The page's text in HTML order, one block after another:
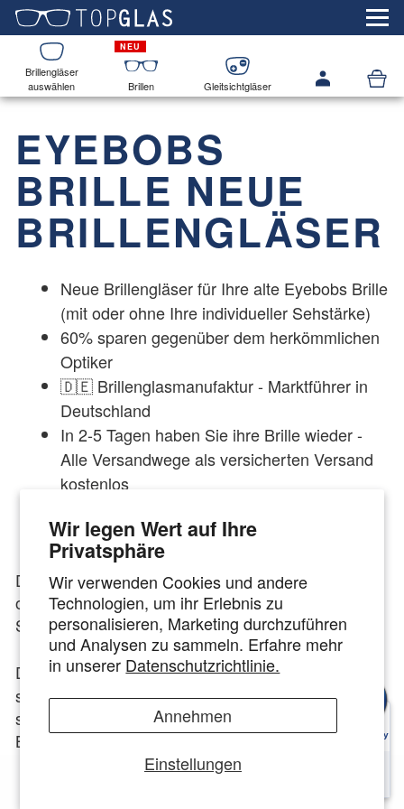
Wir legen Wert auf Ihre
Privatsphäre
Wir verwenden Cookies und andere
Technologien, um ihr Erlebnis zu
personalisieren, Marketing durchzuführen
und Analysen zu sammeln. Erfahre mehr
in unserer Datenschutzrichtlinie.
Einstellungen
Annehmen
Brillengläser
auswählen
Brillen Gleitsichtgläser
EYEBOBS
BRILLE NEUE
BRILLENGLÄSER
Neue Brillengläser für Ihre alte Eyebobs Brille
(mit oder ohne Ihre individueller Sehstärke)
60% sparen gegenüber dem herkömmlichen
Optiker
🇩🇪 Brillenglasmanufaktur - Marktführer in
Deutschland
In 2-5 Tagen haben Sie ihre Brille wieder -
Alle Versandwege als versicherten Versand
kostenlos
pro Jahr
Die Brillengläser Ihrer Eyebobs Brille, Sonnenbrille
oder Gleitsichtbrille sind zerkratzt oder Ihre
Sehstärke hat sich verändert?
Das innovative Optiker-Konzept vonTOP
sich auf die Neuverglasung von Brillen aller Art
spezialisiert. Wir verglasen gebrauchte und neue
Brillen seit 2015. Durch unsere Spezialisierung auf
neue Brillengläser, sind wir in Deutschland der